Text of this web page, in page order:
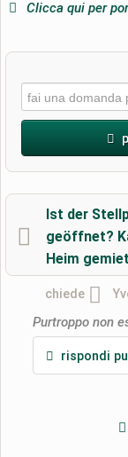
Clicca qui per
Cognome
L'indirizzo
Con la
Ist der
geöffnet?
Heim
chiede
Purtroppo non
rispondi